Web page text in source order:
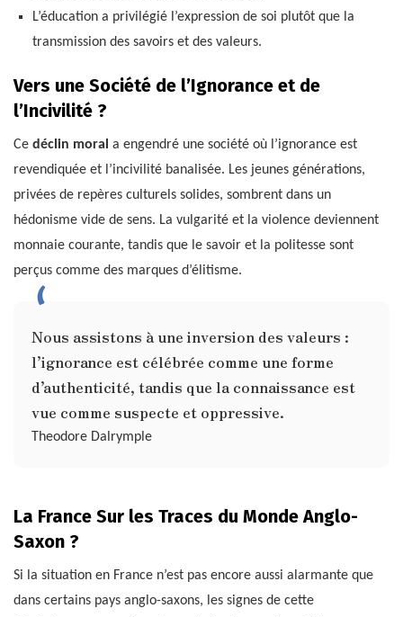
L’éducation a privilégié l’expression de soi plutôt que la
transmission des savoirs et des valeurs.
Vers une Société de l’Ignorance et de
l’Incivilité ?
Ce déclin moral a engendré une société où l’ignorance est
revendiquée et l’incivilité banalisée. Les jeunes générations,
privées de repères culturels solides, sombrent dans un
hédonisme vide de sens. La vulgarité et la violence deviennent
monnaie courante, tandis que le savoir et la politesse sont
perçus comme des marques d’élitisme.
Nous assistons à une inversion des valeurs :
l’ignorance est célébrée comme une forme
d’authenticité, tandis que la connaissance est
vue comme suspecte et oppressive.
Theodore Dalrymple
La France Sur les Traces du Monde Anglo-
Saxon ?
Si la situation en France n’est pas encore aussi alarmante que
dans certains pays anglo-saxons, les signes de cette